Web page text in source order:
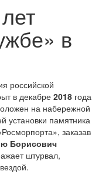
в
российской
в декабре 2018 года
на набережной
установки памятника
заказав
Борисович
штурвал,